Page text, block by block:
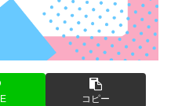
コピー